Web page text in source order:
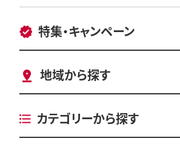
特集・キャンペーン
地域から探す
カテゴリーから探す